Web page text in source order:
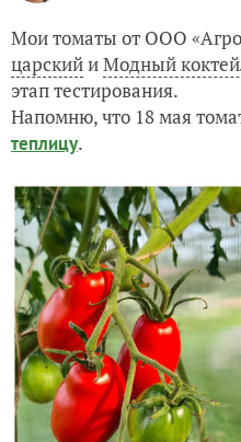
Мои томаты от ООО
царскийиМодный
этап тестирования.
Напомню, что 18 мая
теплицу.